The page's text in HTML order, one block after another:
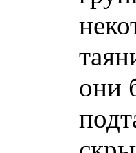
они